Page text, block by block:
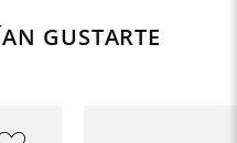
GUSTARTE